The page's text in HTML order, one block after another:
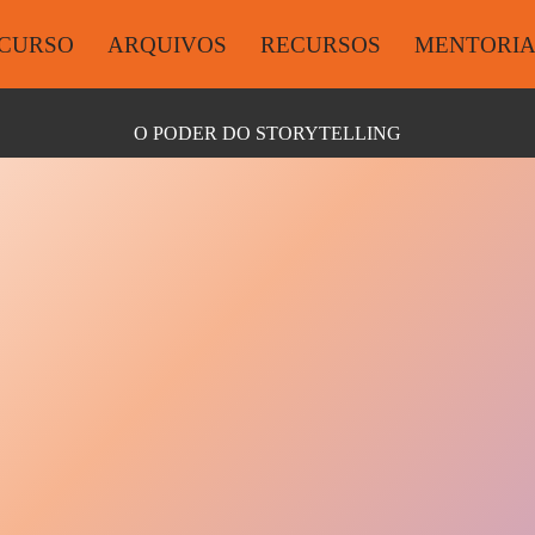
ARQUIVOS RECURSOS MENTORIA
O PODER DO STORYTELLING